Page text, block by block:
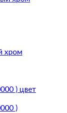
хром